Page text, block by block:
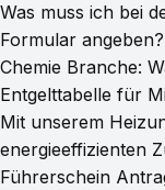
Was muss ich bei
Formular angeben?
Chemie Branche:
Entgelttabelle für
Mit unserem
energieeffizienten
Führerschein